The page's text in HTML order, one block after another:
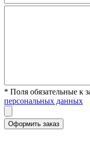
* Поля обязательные к
персональных данных